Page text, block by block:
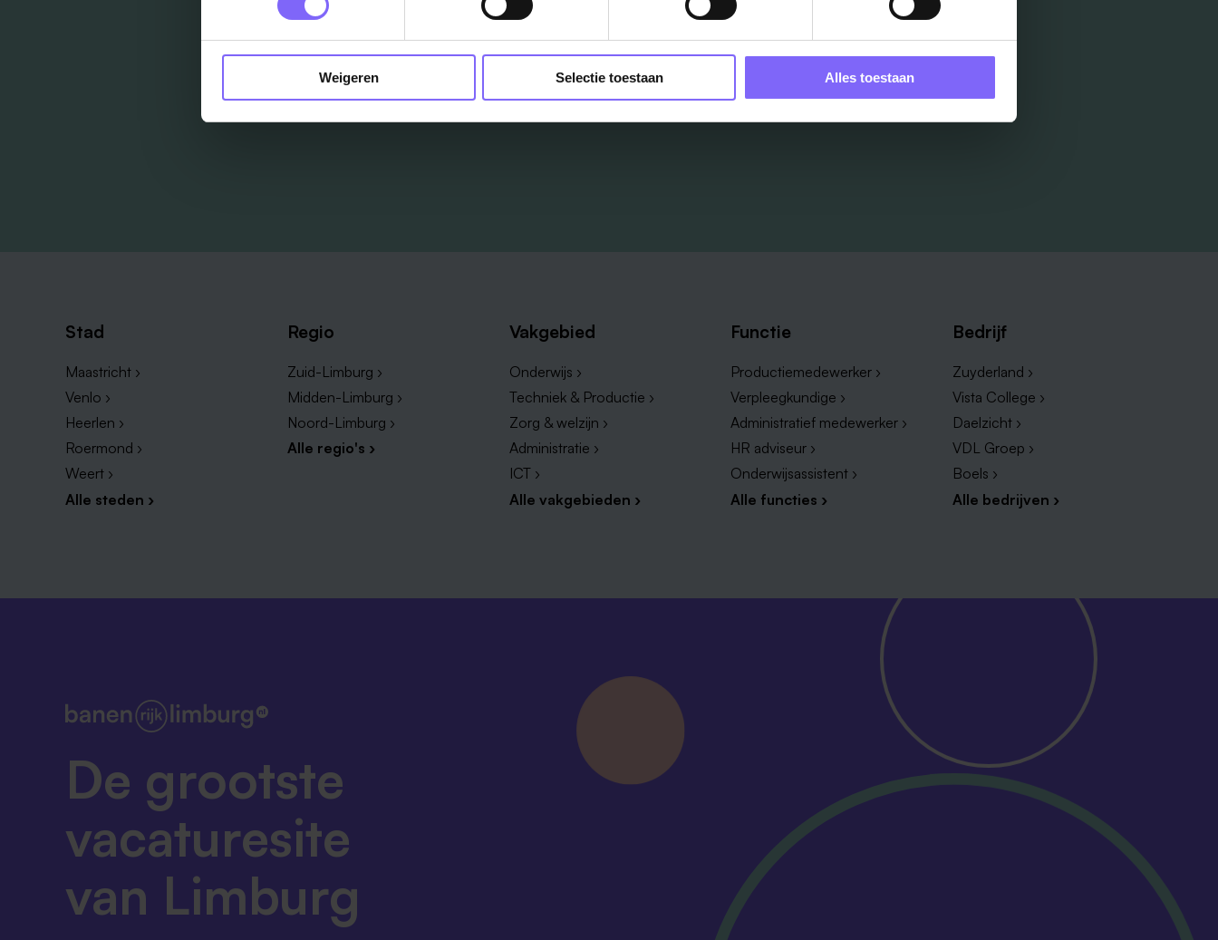
Weigeren Selectie toestaan Alles toestaan
Schrijf je in en we houden je op de hoogte
Job Alert instellen
Stad
Maastricht ›
Venlo ›
Heerlen ›
Roermond ›
Weert ›
Alle steden ›
Regio
Zuid-Limburg ›
Midden-Limburg ›
Noord-Limburg ›
Alle regio's ›
Vakgebied
Onderwijs ›
Techniek & Productie ›
Zorg & welzijn ›
Administratie ›
ICT ›
Alle vakgebieden ›
Functie
Productiemedewerker ›
Verpleegkundige ›
Administratief medewerker ›
HR adviseur ›
Onderwijsassistent ›
Alle functies ›
Bedrijf
Zuyderland ›
Vista College ›
Daelzicht ›
VDL Groep ›
Boels ›
Alle bedrijven ›
De grootste
vacaturesite
van Limburg